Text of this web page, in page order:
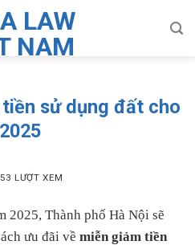
sử dụng đất cho
LƯỢT XEM
2025, Thành phố Hà Nội sẽ
ưu đãi về miễn giảm tiền